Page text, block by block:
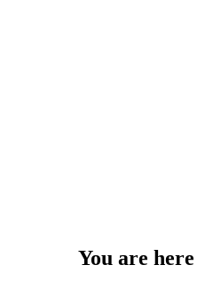
You are here